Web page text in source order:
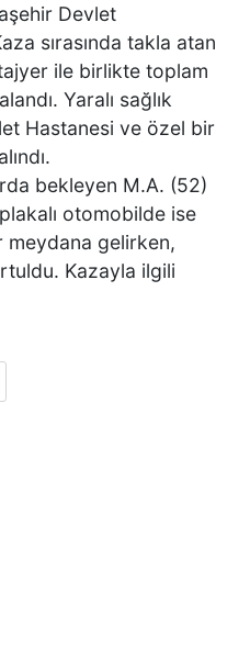
Devlet
sırasında takla atan
ile birlikte toplam
Yaralı sağlık
Hastanesi ve özel bir
bekleyen M.A. (52)
otomobilde ise
meydana gelirken,
Kazayla ilgili